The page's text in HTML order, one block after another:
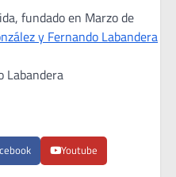
fundado en Marzo de
y Fernando Labandera
Labandera
Youtube